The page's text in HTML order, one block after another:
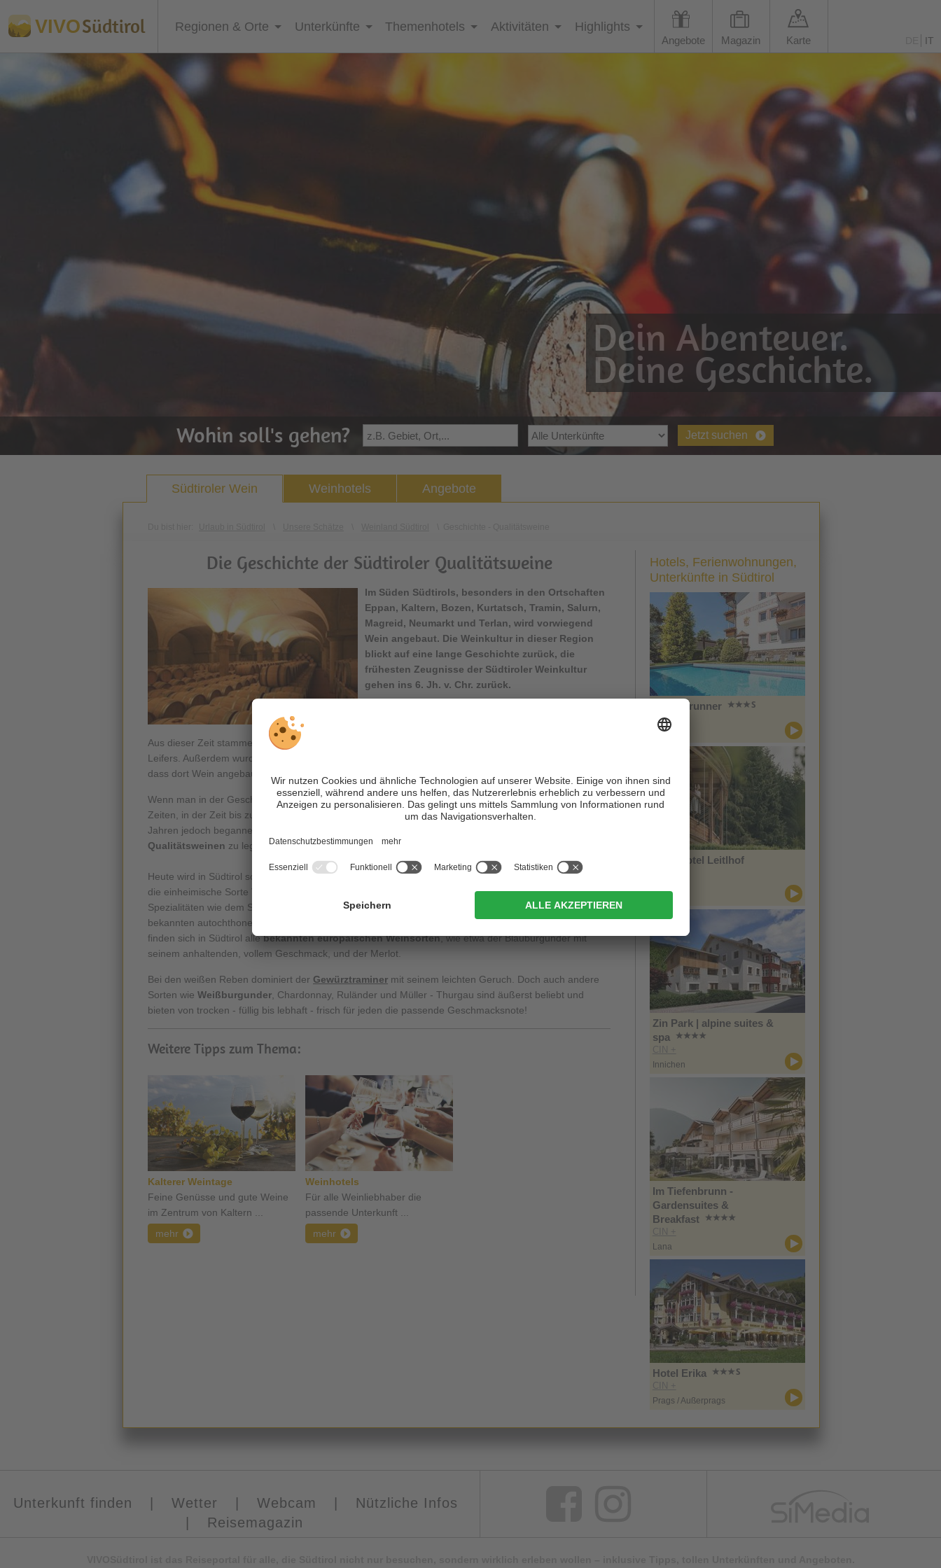
VIVOSüdtirol Regionen & Orte Unterkünfte Themenhotels Aktivitäten Highlights
Angebote Magazin Karte IT
Dein Abenteuer.
Deine Geschichte.
Wohin soll's gehen? Jetzt suchen
Südtiroler Wein Weinhotels Angebote
Die Geschichte der Südtiroler Qualitätsweine
Im Süden Südtirols, besonders in den Ortschaften
Eppan, Kaltern, Bozen, Kurtatsch, Tramin, Salurn,
Magreid, Neumarkt und Terlan, wird vorwiegend
Wein angebaut. Die Weinkultur in dieser Region
blickt auf eine lange Geschichte zurück, die
frühesten Zeugnisse der Südtiroler Weinkultur
gehen ins 6. Jh. v. Chr. zurück.
Aus dieser Zeit stammen auch Ausgrabungen
Leifers. Außerdem wurden dort Schöpfkellen und Bronzegefäße gefunden, welche darauf hinweisen,
dass dort Wein angebaut wurde.
Wenn man in der Geschichte derSüdtiroler Weinkultur zurückblickt, gab es dort nicht nur glorreiche
Zeiten, in der Zeit bis zum 2. Weltkrieg gab es sogar einige ernst zu nehmende Krisen. Ab den 80er
Jahren jedoch begannen die Südtiroler Weinbauern, ihr Augenmerk auf den Anbau von
Qualitätsweinen zu legen, was ihnen beträchtlichen Erfolg einbrachte.
Heute wird in Südtirol sowohl Rot- als auch Weißwein
hergestellt. Der typische Südtiroler Rotwein ist
die einheimische Sorte Vernatsch
: leicht und fruchtig-frisch passt er besonders gut zu Südtiroler
Spezialitäten wie dem Speck. Nicht zu vergessen ist der kraftvolle Rotwein aus der wohl ältesten
bekannten autochthonen Rebsorte Lagrein mit seinem Duft nach Veilchen und Brombeeren. Ebenso
finden sich in Südtirol allebekannten europäischen Weinsorten, wie etwa der Blauburgunder mit
seinem anhaltenden, vollem Geschmack, und der Merlot.
Bei den weißen Reben dominiert der Gewürztraminer mit seinem leichten Geruch. Doch auch andere
Sorten wie Weißburgunder , Chardonnay, Ruländer und Müller - Thurgau sind äußerst beliebt und
bieten von trocken - füllig bis lebhaft - frisch für jeden die passende Geschmacksnote!
Weitere Tipps zum Thema:
Kalterer Weintage
Feine Genüsse und gute Weine
im Zentrum von Kaltern ...
mehr
Weinhotels
Für alle Weinliebhaber die
passende Unterkunft ...
mehr
Hotels, Ferienwohnungen,
Unterkünfte in Südtirol
Hotel Brunner
CIN +
Meran
Naturhotel Leitlhof
Zin Park | alpine suites &
spa
CIN +
Innichen
Im Tiefenbrunn -
Gardensuites &
Breakfast
CIN +
Lana
Hotel Erika
CIN +
Prags / Außerprags
Unterkunft finden Wetter Webcam
Nützliche Infos
Reisemagazin